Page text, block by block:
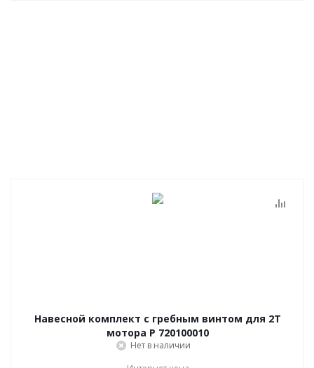
Навесной комплект с гребным винтом для 2Т
мотора P 720100010
Нет в наличии